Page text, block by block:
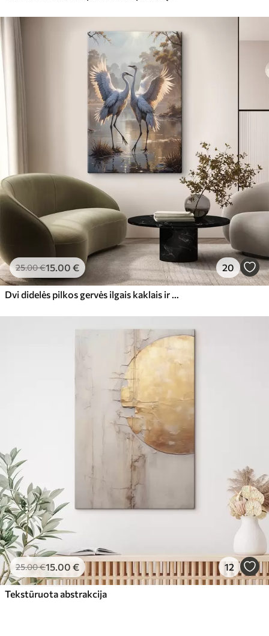
25.00€15.00 € 20
Dvi didelės pilkos gervės ilgais kaklais ir išskleistais sparnais stovi ūkanotame ežere, apsuptame medžių
25.00€15.00 € 12
Tekstūruota abstrakcija